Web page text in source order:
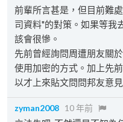
前輩所言甚是，但目前難
司資料"的對策。如果等我
該會很慘。
先前曾經詢問周遭朋友關
使用加密的方式。加上先
以才上來貼文問問邦友意見
zyman2008 10 年前